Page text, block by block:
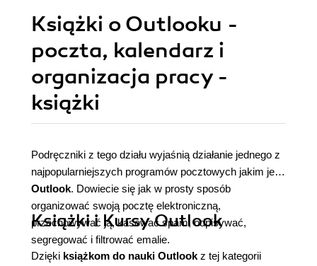
Książki o Outlooku -
poczta, kalendarz i
organizacja pracy -
książki
Podręczniki z tego działu wyjaśnią działanie jednego z
najpopularniejszych programów pocztowych jakim jest
Outlook. Dowiecie się jak w prosty sposób
organizować swoją pocztę elektroniczną,
przechowywać ją, kasować spam, odpisywać,
segregować i filtrować emalie.
Książki i Kursy Outlook
Dzięki książkom do nauki Outlook z tej kategorii